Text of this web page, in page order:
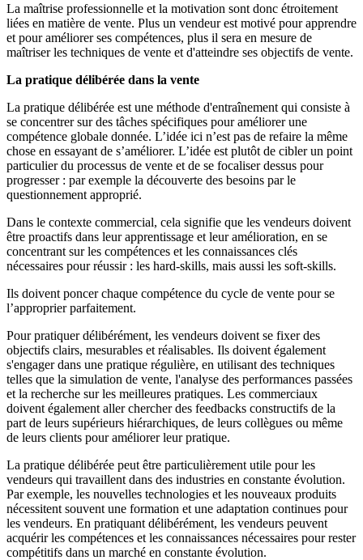
La maîtrise professionnelle et la motivation sont donc étroitement
liées en matière de vente. Plus un vendeur est motivé pour apprendre
et pour améliorer ses compétences, plus il sera en mesure de
maîtriser les techniques de vente et d'atteindre ses objectifs de vente.
La pratique délibérée dans la vente
La pratique délibérée est une méthode d'entraînement qui consiste à
se concentrer sur des tâches spécifiques pour améliorer une
compétence globale donnée. L’idée ici n’est pas de refaire la même
chose en essayant de s’améliorer. L’idée est plutôt de cibler un point
particulier du processus de vente et de se focaliser dessus pour
progresser : par exemple la découverte des besoins par le
questionnement approprié.
Dans le contexte commercial, cela signifie que les vendeurs doivent
être proactifs dans leur apprentissage et leur amélioration, en se
concentrant sur les compétences et les connaissances clés
nécessaires pour réussir : les hard-skills, mais aussi les soft-skills.
Ils doivent poncer chaque compétence du cycle de vente pour se
l’approprier parfaitement.
Pour pratiquer délibérément, les vendeurs doivent se fixer des
objectifs clairs, mesurables et réalisables. Ils doivent également
s'engager dans une pratique régulière, en utilisant des techniques
telles que la simulation de vente, l'analyse des performances passées
et la recherche sur les meilleures pratiques. Les commerciaux
doivent également aller chercher des feedbacks constructifs de la
part de leurs supérieurs hiérarchiques, de leurs collègues ou même
de leurs clients pour améliorer leur pratique.
La pratique délibérée peut être particulièrement utile pour les
vendeurs qui travaillent dans des industries en constante évolution.
Par exemple, les nouvelles technologies et les nouveaux produits
nécessitent souvent une formation et une adaptation continues pour
les vendeurs. En pratiquant délibérément, les vendeurs peuvent
acquérir les compétences et les connaissances nécessaires pour rester
compétitifs dans un marché en constante évolution.